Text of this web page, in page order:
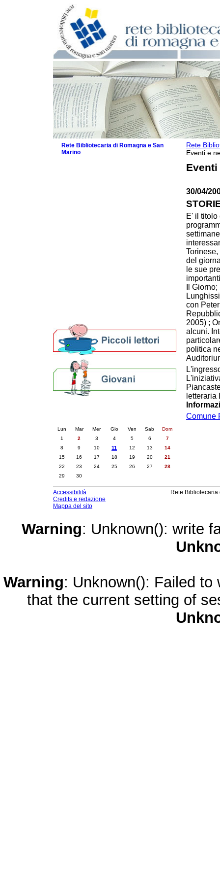
Rete
Eventi e
Eventi
30/04/
E' il titolo
del
le sue
Il
con
2005) ;
alcuni.
politica
letteraria
Comune
Rete Bibliotecaria di Romagna e San
Marino
Lun Mar Mer Gio Ven Sab
Dom
1
2 3 4 5 6
7
8
9 10 11 12 13
14
15
16 17 18 19 20
21
22
23 24 25 26 27
28
29
30
Accessibilità
Credits e redazione
Mappa del sito
Rete
Warning: Unknown(): write
Warning: Unknown(): Failed
that the current setting of